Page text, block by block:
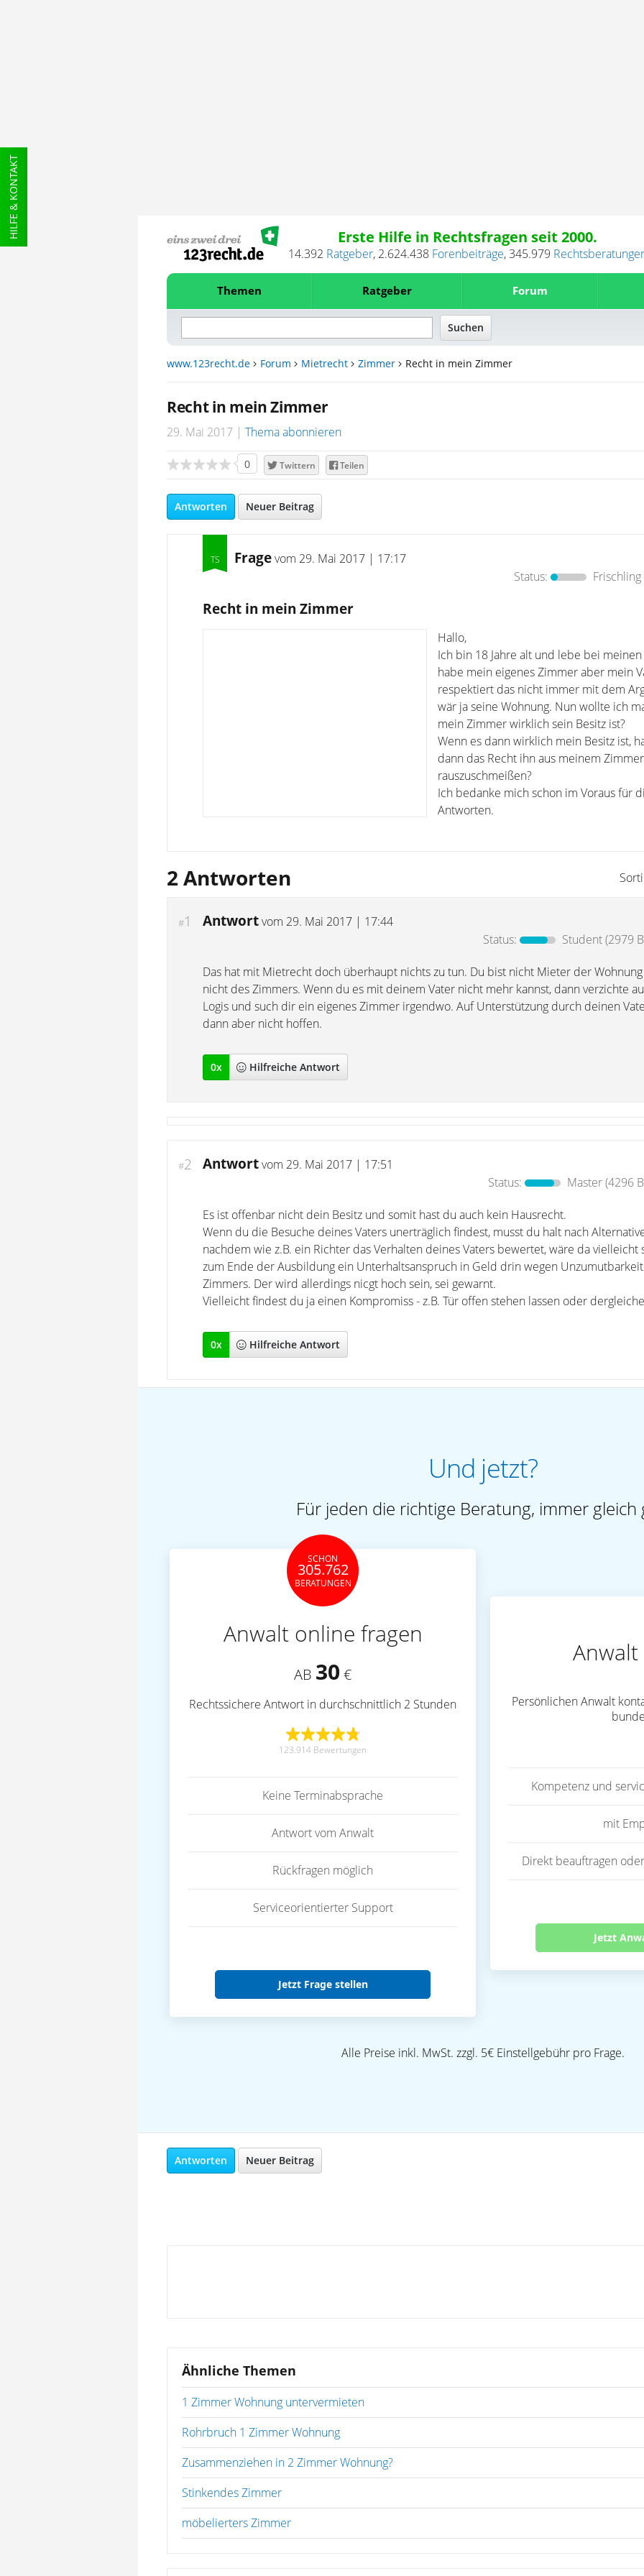
HILFE & KONTAKT Erste Hilfe in Rechtsfragen seit 2000.
14.392 Ratgeber, 2.624.438 Forenbeiträge,345.979
Themen Ratgeber Forum
www.123recht.de Forum Mietrecht Zimmer Recht in mein Zimmer
Recht in mein Zimmer
29. Mai 2017 Thema abonnieren
0 Twittern Teilen
Antworten Neuer Beitrag
Fragevom 29. Mai 2017 | 17:17
Status:
Frischling
Recht in mein Zimmer
Hallo,
Ich bin 18 Jahre alt und lebe bei
habe mein eigenes Zimmer aber mein
respektiert das nicht immer mit dem
wär ja seine Wohnung. Nun wollte ich
mein Zimmer wirklich sein Besitz ist?
Wenn es dann wirklich mein Besitz ist,
dann das Recht ihn aus meinem Zimmer
rauszuschmeißen?
Ich bedanke mich schon im Voraus für
Antworten.
2 Antworten
#1 Antwortvom 29. Mai 2017 | 17:44
Status:
Student(2979
Das hat mit Mietrecht doch überhaupt nichts zu tun. Du bist nicht Mieter der
nicht des Zimmers. Wenn du es mit deinem Vater nicht mehr kannst, dann verzichte
Logis und such dir ein eigenes Zimmer irgendwo. Auf Unterstützung durch deinen
dann aber nicht hoffen.
0x Hilfreiche Antwort
#2 Antwortvom 29. Mai 2017 | 17:51
Status:
Master(4296
Es ist offenbar nicht dein Besitz und somit hast du auch kein Hausrecht.
Wenn du die Besuche deines Vaters unerträglich findest, musst du halt nach
nachdem wie z.B. ein Richter das Verhalten deines Vaters bewertet, wäre da vielleicht
zum Ende der Ausbildung ein Unterhaltsanspruch in Geld drin wegen
Zimmers. Der wird allerdings nicgt hoch sein, sei gewarnt.
Vielleicht findest du ja einen Kompromiss - z.B. Tür offen stehen lassen oder
0x Hilfreiche Antwort
Und jetzt?
Für jeden die richtige Beratung, immer gleich
SCHON
305.762
BERATUNGEN
Anwalt online fragen
AB 30 €
Rechtssichere Antwort in durchschnittlich 2 Stunden
123.914 Bewertungen
Keine Terminabsprache
Antwort vom Anwalt
Rückfragen möglich
Serviceorientierter Support
Jetzt Frage stellen
Persönlichen Anwalt
Kompetenz und
mit
Direkt beauftragen
Jetzt
Alle Preise inkl. MwSt. zzgl. 5€ Einstellgebühr pro Frage.
Antworten Neuer Beitrag
Ähnliche Themen
1 Zimmer Wohnung untervermieten
Rohrbruch 1 Zimmer Wohnung
Zusammenziehen in 2 Zimmer Wohnung?
Stinkendes Zimmer
möbelierters Zimmer